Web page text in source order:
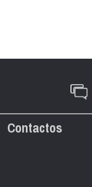
Contactos